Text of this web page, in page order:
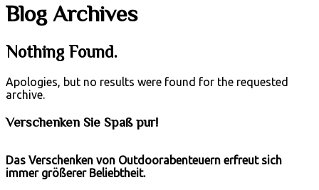
Blog Archives
Nothing Found.
Apologies, but no results were found for the requested
archive.
Verschenken Sie Spaß pur!
Das Verschenken von Outdoorabenteuern erfreut sich
immer größerer Beliebtheit.